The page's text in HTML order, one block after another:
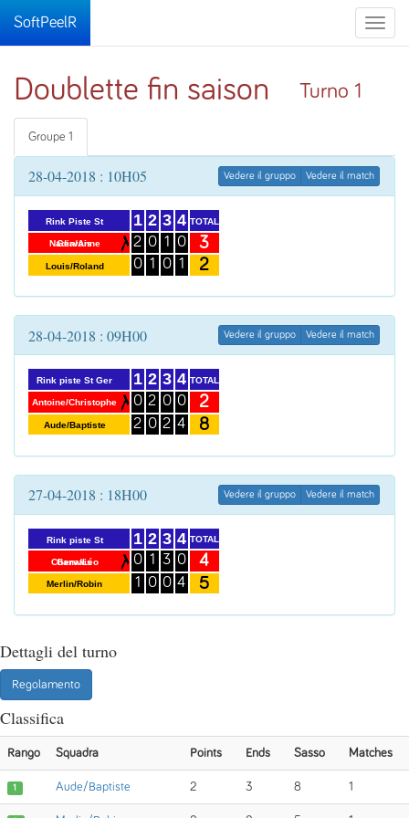
Toggle
SoftPeelR
Doublette fin saison Turno 1
Groupe 1
28-04-2018 : 10H05 Vedere il gruppo Vedere il match
Rink Piste St
Gervais
Nadia/Anne
Louis/Roland
1
2
0
2
0
1
3
1
0
4
0
1
TOTAL
3
2
28-04-2018 : 09H00 Vedere il gruppo Vedere il match
Rink piste St Ger
Antoine/Christophe
Aude/Baptiste
1
0
2
2
2
0
3
0
2
4
0
4
TOTAL
2
8
27-04-2018 : 18H00 Vedere il gruppo Vedere il match
Rink piste St
Gervais
Chana/Léo
Merlin/Robin
1
0
1
2
1
0
3
3
0
4
0
4
TOTAL
4
5
Dettagli del turno
Regolamento
Classifica
Rango Squadra Points Ends Sasso Matches
1 Aude/Baptiste 2 3 8 1